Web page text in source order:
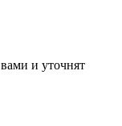
и уточнят